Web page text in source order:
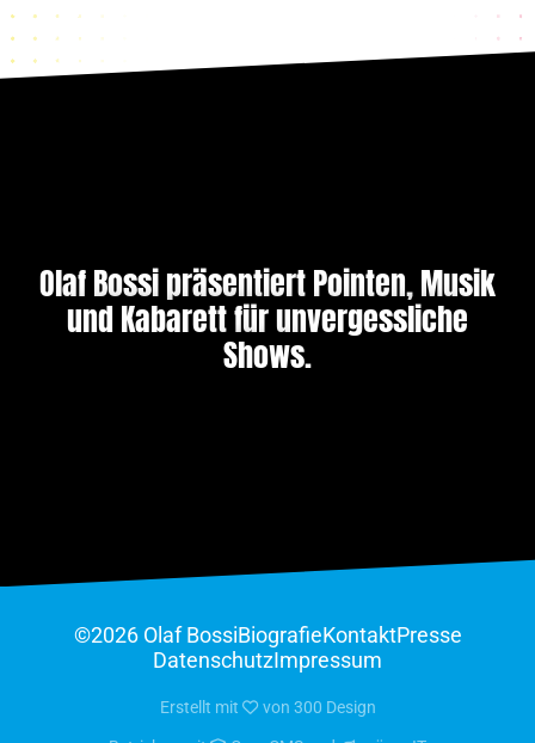
Olaf Bossi präsentiert Pointen, Musik
und Kabarett für unvergessliche
Shows.
©2026 Olaf BossiBiografieKontaktPresse
DatenschutzImpressum
Erstellt mit von 300 Design